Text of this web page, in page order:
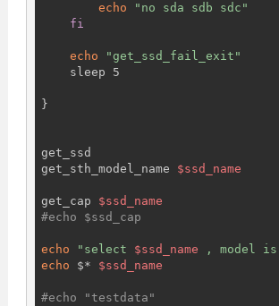
echo
"no sda sdb sdc"
fi
echo
"get_ssd_fail_exit"
    sleep 5
}
get_ssd
get_sth_model_name $ssd_name
get_cap $ssd_name
#echo $ssd_cap
echo "select $ssd_name , model is
echo $* $ssd_name
#echo "testdata"